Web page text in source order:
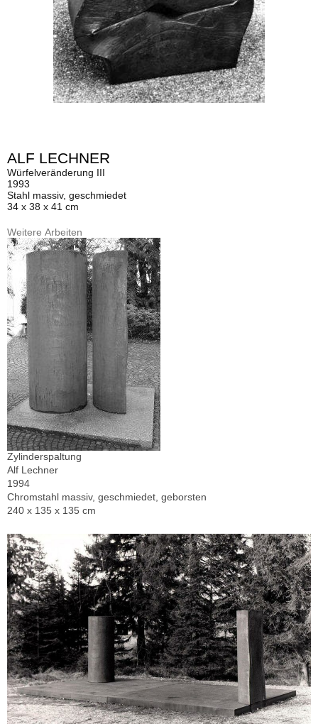
ALF LECHNER
Würfelveränderung III
1993
Stahl massiv, geschmiedet
34 x 38 x 41 cm
Weitere Arbeiten
Zylinderspaltung
Alf Lechner
1994
Chromstahl massiv, geschmiedet, geborsten
240 x 135 x 135 cm